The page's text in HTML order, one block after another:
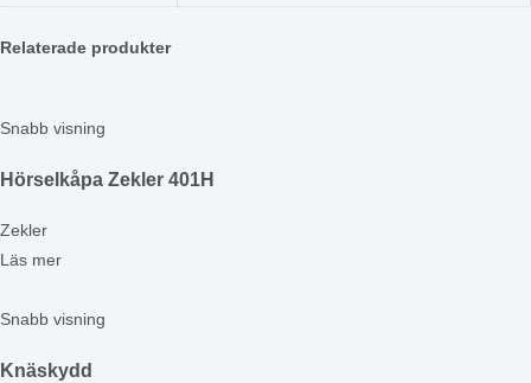
Relaterade produkter
Snabb visning
Hörselkåpa Zekler 401H
Zekler
Läs mer
Snabb visning
Knäskydd